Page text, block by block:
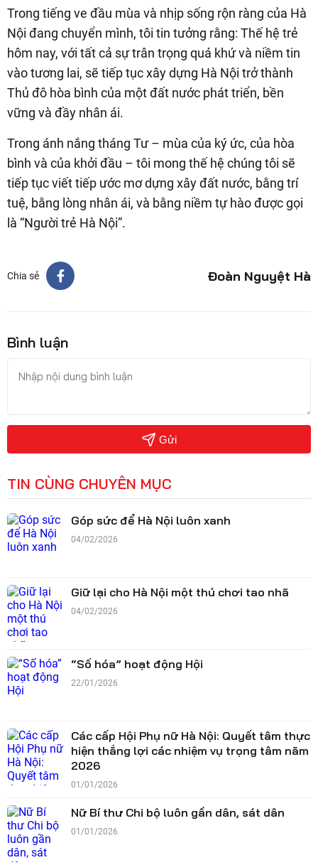
Trong tiếng ve đầu mùa và nhịp sống rộn ràng của Hà
Nội đang chuyển mình, tôi tin tưởng rằng: Thế hệ trẻ
hôm nay, với tất cả sự trân trọng quá khứ và niềm tin
vào tương lai, sẽ tiếp tục xây dựng Hà Nội trở thành
Thủ đô hòa bình của một đất nước phát triển, bền
vững và đầy nhân ái.
Trong ánh nắng tháng Tư – mùa của ký ức, của hòa
bình và của khởi đầu – tôi mong thế hệ chúng tôi sẽ
tiếp tục viết tiếp ước mơ dựng xây đất nước, bằng trí
tuệ, bằng lòng nhân ái, và bằng niềm tự hào được gọi
là “Người trẻ Hà Nội”.
Chia sẻ Đoàn Nguyệt Hà
Bình luận
Gửi
TIN CÙNG CHUYÊN MỤC
Góp sức để Hà Nội luôn xanh
04/02/2026
Giữ lại cho Hà Nội một thú chơi tao nhã
04/02/2026
“Số hóa” hoạt động Hội
22/01/2026
Các cấp Hội Phụ nữ Hà Nội: Quyết tâm thực
hiện thắng lợi các nhiệm vụ trọng tâm năm
2026
01/01/2026
Nữ Bí thư Chi bộ luôn gần dân, sát dân
01/01/2026